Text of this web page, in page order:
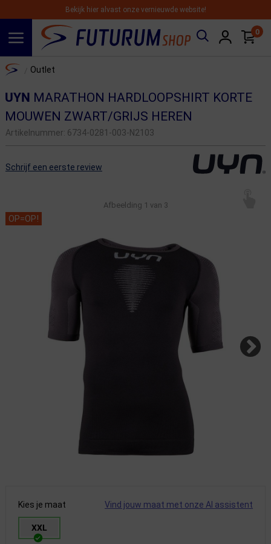
Bekijk hier alvast onze vernieuwde website!
0
Home Outlet
UYN MARATHON HARDLOOPSHIRT KORTE
MOUWEN ZWART/GRIJS HEREN
Artikelnummer: 6734-0281-003-N2103
Schrijf een eerste review
Afbeelding 1 van 3
OP=OP!
Kies je maat Vind jouw maat met onze AI assistent
XXL